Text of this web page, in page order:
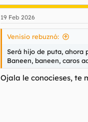
19 Feb 2026
Venisio rebuznó:
Será hijo de puta, ahora
Baneen, baneen, caros
Ojala le conocieses, te